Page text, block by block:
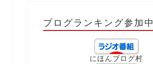
ブログランキング参加中
にほんブログ村